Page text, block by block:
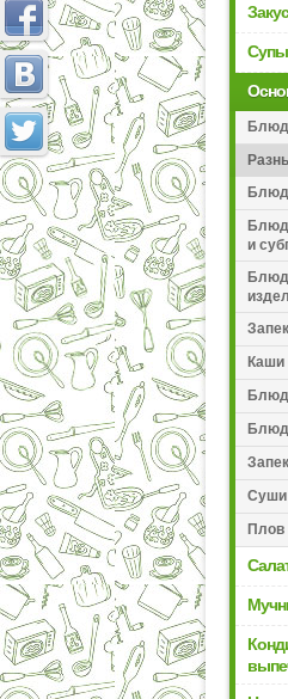
Супы
и
Каши
Суши
Плов